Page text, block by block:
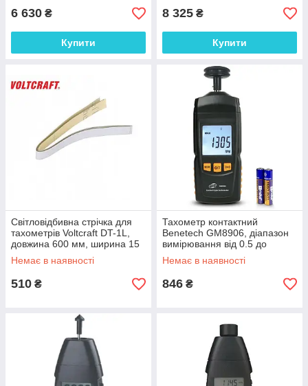
6 630 ₴
Купити
8 325 ₴
Купити
Світловідбивна стрічка для
тахометрів Voltcraft DT-1L,
довжина 600 мм, ширина 15
мм, Німеччина
Немає в наявності
510 ₴
Тахометр контактний
Benetech GM8906, діапазон
вимірювання від 0.5 до
19.999 об./хв
Немає в наявності
846 ₴